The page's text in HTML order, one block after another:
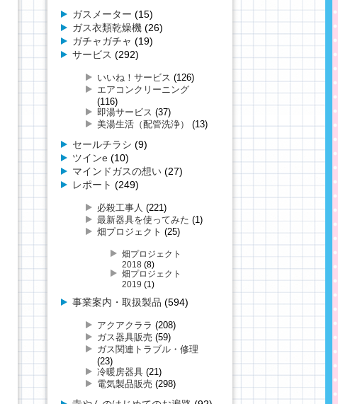
ガスメーター (15)
ガス衣類乾燥機 (26)
ガチャガチャ (19)
サービス (292)
いいね！サービス (126)
エアコンクリーニング
(116)
即湯サービス (37)
美湯生活（配管洗浄）
(13)
セールチラシ (9)
ツインe(10)
マインドガスの想い(27)
レポート (249)
必殺工事人 (221)
最新器具を使ってみた (1)
畑プロジェクト (25)
畑プロジェクト
2018(8)
畑プロジェクト
2019 (1)
事業案内・取扱製品 (594)
アクアクララ (208)
ガス器具販売 (59)
ガス関連トラブル・修理
(23)
冷暖房器具(21)
電気製品販売 (298)